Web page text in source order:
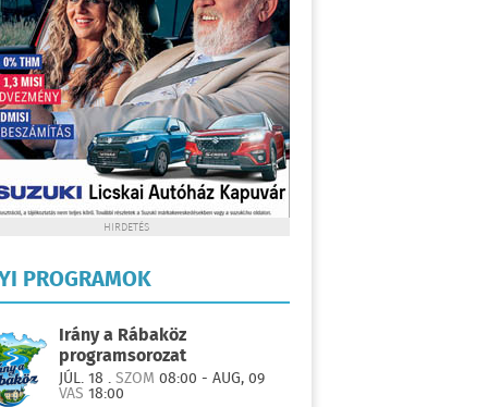
HIRDETÉS
PROGRAMOK
Irány a Rábaköz
programsorozat
JÚL. 18 .SZOM 08:00 - AUG, 09
VAS 18:00